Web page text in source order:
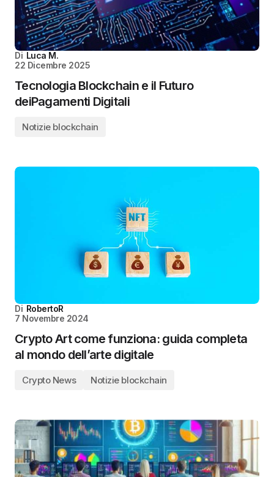
Di Luca M.
22 Dicembre 2025
Tecnologia Blockchain e il Futuro
deiPagamenti Digitali
Notizie blockchain
Di RobertoR
7 Novembre 2024
Crypto Art come funziona: guida completa
al mondo dell’arte digitale
Crypto News Notizie blockchain